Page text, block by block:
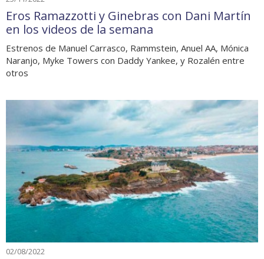
Eros Ramazzotti y Ginebras con Dani Martín
en los videos de la semana
Estrenos de Manuel Carrasco, Rammstein, Anuel AA, Mónica
Naranjo, Myke Towers con Daddy Yankee, y Rozalén entre
otros
02/08/2022